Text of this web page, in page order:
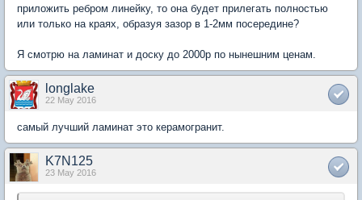
приложить ребром линейку, то она будет прилегать полностью
или только на краях, образуя зазор в 1-2мм посередине?
Я смотрю на ламинат и доску до 2000р по нынешним ценам.
longlake
22 May 2016
самый лучший ламинат это керамогранит.
K7N125
23 May 2016